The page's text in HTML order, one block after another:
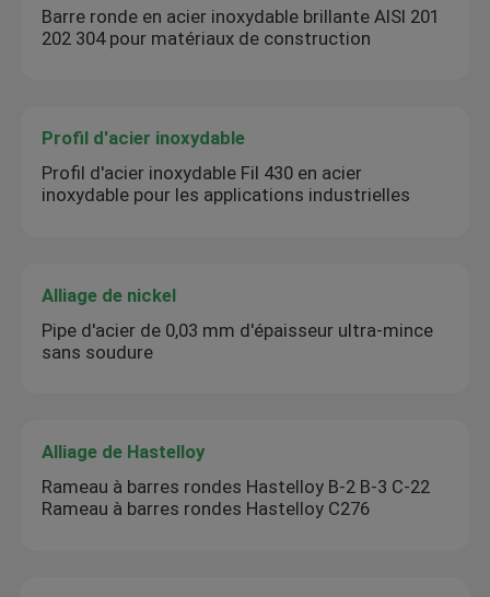
Barre ronde en acier inoxydable brillante AISI 201
202 304 pour matériaux de construction
Profil d'acier inoxydable
Profil d'acier inoxydable Fil 430 en acier
inoxydable pour les applications industrielles
Alliage de nickel
Pipe d'acier de 0,03 mm d'épaisseur ultra-mince
sans soudure
Alliage de Hastelloy
Rameau à barres rondes Hastelloy B-2 B-3 C-22
Rameau à barres rondes Hastelloy C276